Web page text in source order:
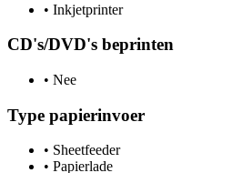
• Inkjetprinter
CD's/DVD's beprinten
• Nee
Type papierinvoer
• Sheetfeeder
• Papierlade